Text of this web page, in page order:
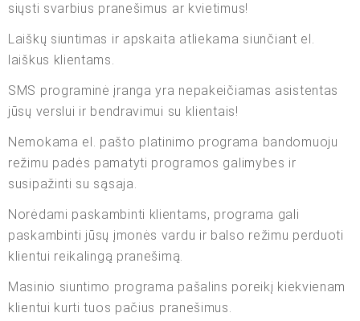
siųsti svarbius pranešimus ar kvietimus!
Laiškų siuntimas ir apskaita atliekama siunčiant el.
laiškus klientams.
SMS programinė įranga yra nepakeičiamas asistentas
jūsų verslui ir bendravimui su klientais!
Nemokama el. pašto platinimo programa bandomuoju
režimu padės pamatyti programos galimybes ir
susipažinti su sąsaja.
Norėdami paskambinti klientams, programa gali
paskambinti jūsų įmonės vardu ir balso režimu perduoti
klientui reikalingą pranešimą.
Masinio siuntimo programa pašalins poreikį kiekvienam
klientui kurti tuos pačius pranešimus.